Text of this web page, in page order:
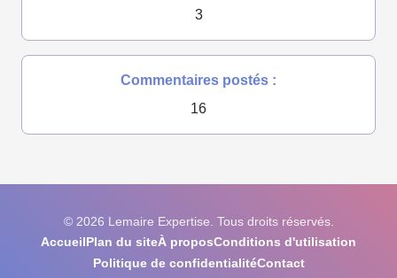
3
Commentaires postés :
16
© 2026 Lemaire Expertise. Tous droits réservés.
AccueilPlan du siteÀ proposConditions d'utilisation
Politique de confidentialitéContact